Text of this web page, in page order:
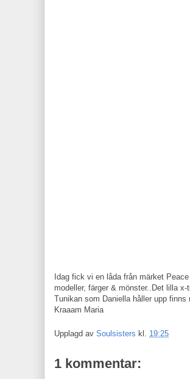
Idag fick vi en låda från märket
modeller, färger & mönster..Det lilla
Tunikan som Daniella håller upp
Kraaam Maria
Upplagd av Soulsisters kl. 19:25
1 kommentar: